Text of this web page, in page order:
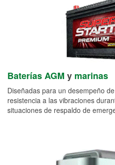
Baterías AGM y marinas
Diseñadas para un desempeño
resistencia a las vibraciones
situaciones de respaldo de